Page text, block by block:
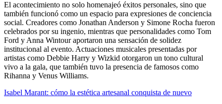
El acontecimiento no solo homenajeó éxitos personales, sino que
también funcionó como un espacio para expresiones de conciencia
social. Creadores como Jonathan Anderson y Simone Rocha fueron
celebrados por su ingenio, mientras que personalidades como Tom
Ford y Anna Wintour aportaron una sensación de solidez
institucional al evento. Actuaciones musicales presentadas por
artistas como Debbie Harry y Wizkid otorgaron un tono cultural
vivo a la gala, que también tuvo la presencia de famosos como
Rihanna y Venus Williams.
Isabel Marant: cómo la estética artesanal conquista de nuevo